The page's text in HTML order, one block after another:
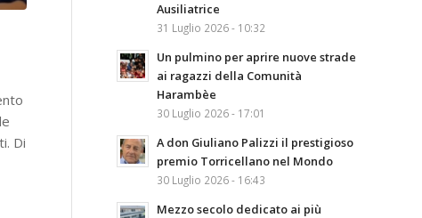
Di
Ausiliatrice
31 Luglio 2026 - 10:32
Un pulmino per aprire nuove strade
ai ragazzi della Comunità
Harambèe
30 Luglio 2026 - 17:01
A don Giuliano Palizzi il prestigioso
premio Torricellano nel Mondo
30 Luglio 2026 - 16:43
Mezzo secolo dedicato ai più